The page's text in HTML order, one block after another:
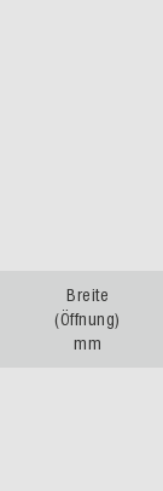
Breite
(Öffnung)
mm